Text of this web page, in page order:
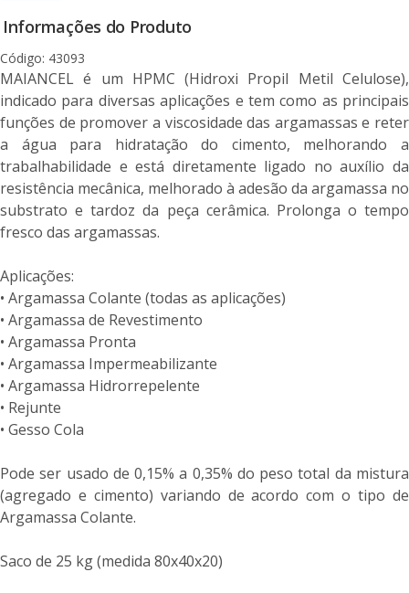
Informações do Produto
Código: 43093
MAIANCEL é um HPMC (Hidroxi Propil Metil Celulose),
indicado para diversas aplicações e tem como as principais
funções de promover a viscosidade das argamassas e reter
a água para hidratação do cimento, melhorando a
trabalhabilidade e está diretamente ligado no auxílio da
resistência mecânica, melhorado à adesão da argamassa no
substrato e tardoz da peça cerâmica. Prolonga o tempo
fresco das argamassas.
Aplicações:
• Argamassa Colante (todas as aplicações)
• Argamassa de Revestimento
• Argamassa Pronta
• Argamassa Impermeabilizante
• Argamassa Hidrorrepelente
• Rejunte
• Gesso Cola
Pode ser usado de 0,15% a 0,35% do peso total da mistura
(agregado e cimento) variando de acordo com o tipo de
Argamassa Colante.
Saco de 25 kg (medida 80x40x20)